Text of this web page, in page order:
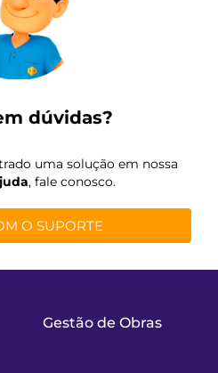
dúvidas?
uma solução em nossa
, fale conosco.
O SUPORTE
Gestão de Obras